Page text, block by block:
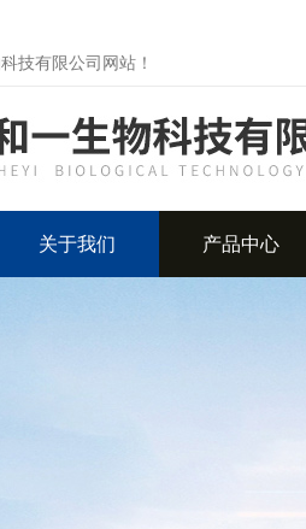
技有限公司网站！
关于我们 产品中心